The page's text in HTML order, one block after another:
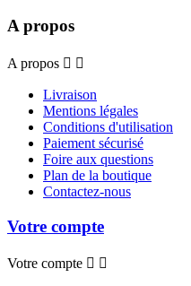
A propos
A propos  
Livraison
Mentions légales
Conditions d'utilisation
Paiement sécurisé
Foire aux questions
Plan de la boutique
Contactez-nous
Votre compte
Votre compte  